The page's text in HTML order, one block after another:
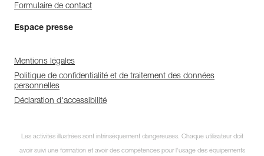
Formulaire de contact
Espace presse
Mentions légales
Politique de confidentialité et de traitement des données
personnelles
Déclaration d'accessibilité
Les activités illustrées sont intrinsèquement dangereuses. Chaque utilisateur doit
avoir suivi une formation et avoir des compétences pour l’usage des équipements